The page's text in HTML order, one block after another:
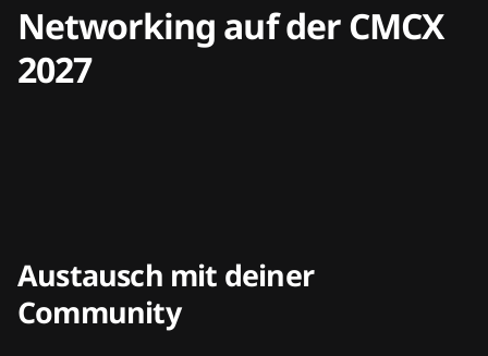
Networking auf der CMCX
2027
Austausch mit deiner
Community